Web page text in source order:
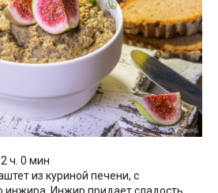
ч. 0 мин
из куриной печени, с
инжира. Инжир придает сладость